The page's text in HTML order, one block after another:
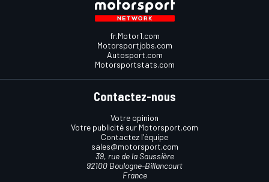
fr.Motor1.com
Motorsportjobs.com
Autosport.com
Motorsportstats.com
Contactez-nous
Votre opinion
Votre publicité sur Motorsport.com
Contactez l'équipe
sales@motorsport.com
39, rue de la Saussière
92100 Boulogne-Billancourt
France